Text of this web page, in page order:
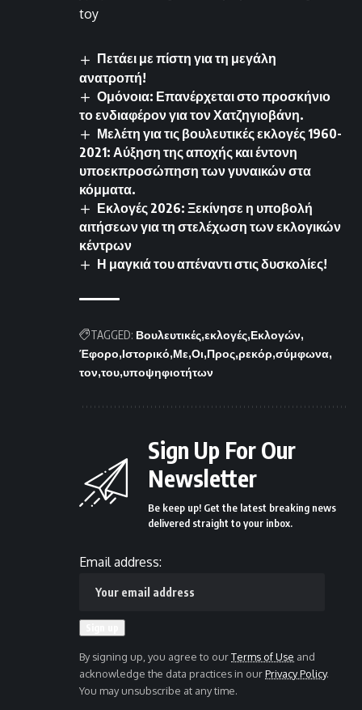
toy
Πετάει με πίστη για τη μεγάλη
ανατροπή!
Ομόνοια: Επανέρχεται στο προσκήνιο
το ενδιαφέρον για τον Χατζηγιοβάνη.
Μελέτη για τις βουλευτικές εκλογές 1960-
2021: Αύξηση της αποχής και έντονη
υποεκπροσώπηση των γυναικών στα
κόμματα.
Εκλογές 2026: Ξεκίνησε η υποβολή
αιτήσεων για τη στελέχωση των εκλογικών
κέντρων
Η μαγκιά του απέναντι στις δυσκολίες!
TAGGED: Βουλευτικές εκλογές Εκλογών
Έφορο Ιστορικό Με Οι Προς ρεκόρ σύμφωνα
τον του υποψηφιοτήτων
Sign Up For Our
Newsletter
Be keep up! Get the latest breaking news
delivered straight to your inbox.
Email address:
By signing up, you agree to ourTerms of Use and
acknowledge the data practices in ourPrivacy Policy.
You may unsubscribe at any time.